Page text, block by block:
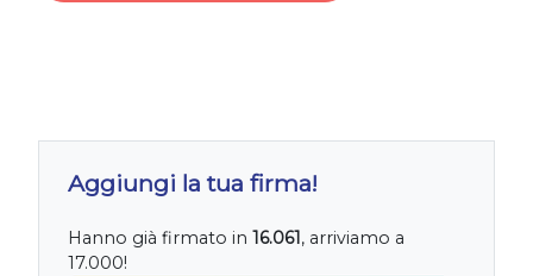
Aggiungi la tua firma!
Hanno già firmato in 16.061, arriviamo a
17.000!